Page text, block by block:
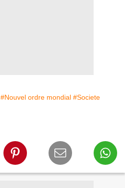
#Nouvel ordre mondial #Societe